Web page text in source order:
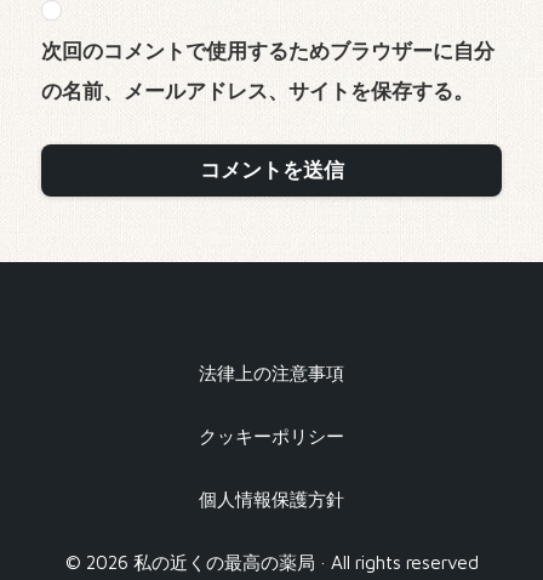
次回のコメントで使用するためブラウザーに自分
の名前、メールアドレス、サイトを保存する。
法律上の注意事項
クッキーポリシー
個人情報保護方針
© 2026 私の近くの最高の薬局 · All rights reserved